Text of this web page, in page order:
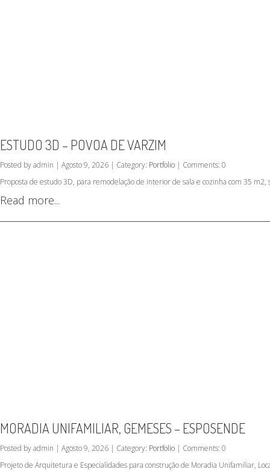
ESTUDO 3D – POVOA DE VARZIM
Posted by admin | Agosto 9, 2026 | Category: Portfolio | Comments: 0
Proposta de estudo 3D, para remodelação de interior de sala e cozinha com 35 m2,
Read more...
MORADIA UNIFAMILIAR, GEMESES – ESPOSENDE
Posted by admin | Agosto 9, 2026 | Category: Portfolio | Comments: 0
Projeto de Arquitetura e Especialidades para construção de Moradia Unifamiliar,